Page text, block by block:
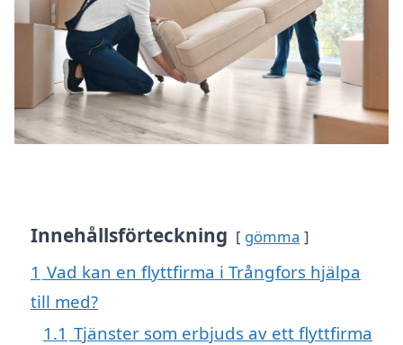
Innehållsförteckning gömma
1 Vad kan en flyttfirma i Trångfors hjälpa
till med?
1.1 Tjänster som erbjuds av ett flyttfirma